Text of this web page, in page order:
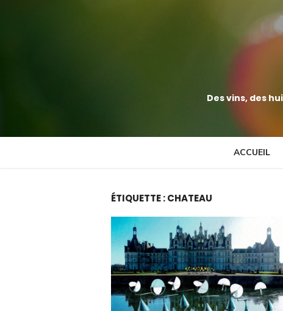
Des vins, des
ACCUEIL
ÉTIQUETTE :CHATEAU